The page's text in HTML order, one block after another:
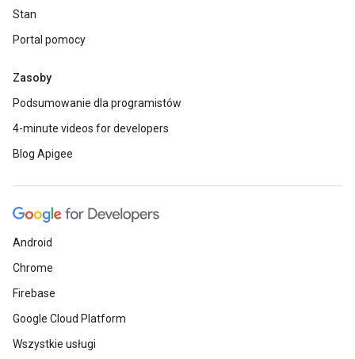
Stan
Portal pomocy
Zasoby
Podsumowanie dla programistów
4-minute videos for developers
Blog Apigee
Android
Chrome
Firebase
Google Cloud Platform
Wszystkie usługi